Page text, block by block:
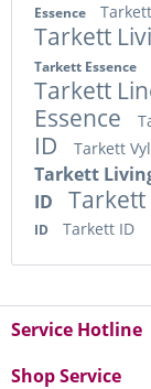
Essence
Tarkett
Tarkett Essence
Tarkett
Essence
ID
Tarkett
Tarkett
ID
Tarkett
ID
Tarkett ID
Service Hotline
Shop Service